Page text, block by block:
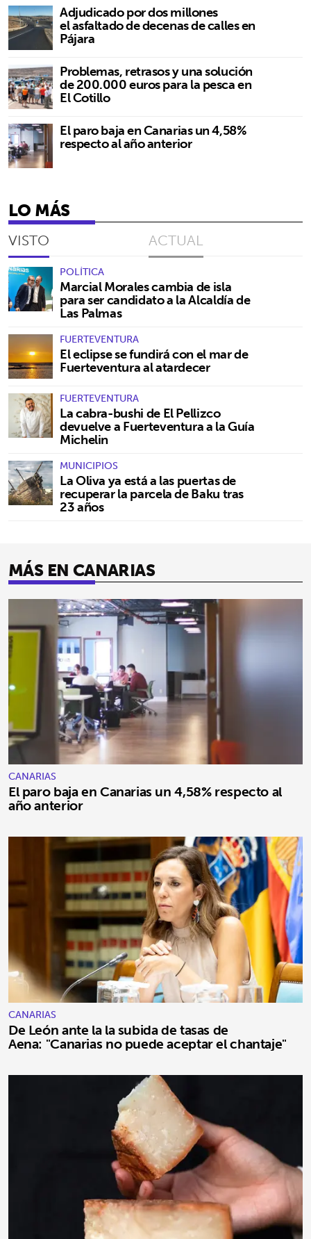
Adjudicado por dos millones
el asfaltado de decenas de calles en
Pájara
Problemas, retrasos y una solución
de 200.000 euros para la pesca en
El Cotillo
El paro baja en Canarias un 4,58%
respecto al año anterior
LO MÁS
VISTO ACTUAL
POLÍTICA
Marcial Morales cambia de isla
para ser candidato a la Alcaldía de
Las Palmas
FUERTEVENTURA
El eclipse se fundirá con el mar de
Fuerteventura al atardecer
FUERTEVENTURA
La cabra-bushi de El Pellizco
devuelve a Fuerteventura a la Guía
Michelin
MUNICIPIOS
La Oliva ya está a las puertas de
recuperar la parcela de Baku tras
23 años
MÁS EN CANARIAS
CANARIAS
El paro baja en Canarias un 4,58% respecto al
año anterior
CANARIAS
De León ante la la subida de tasas de
Aena: "Canarias no puede aceptar el chantaje"